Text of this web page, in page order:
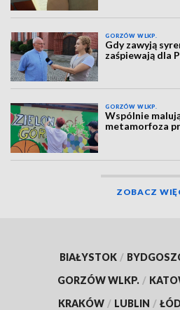
GORZÓW WLKP.
Gdy zawyją
zaśpiewają dla
GORZÓW WLKP.
Wspólnie
metamorfoza
ZOBACZ
BIAŁYSTOK /
GORZÓW WLKP. /
KRAKÓW / LUBLIN /